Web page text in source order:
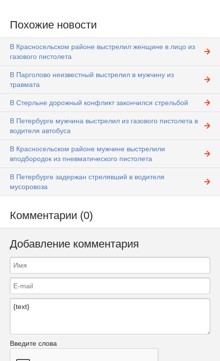
Похожие новости
В Красносельском районе выстрелил женщине в лицо из
газового пистолета
В Парголово неизвестный выстрелил в мужчину из
травмата
В Стерльне дорожный конфликт закончился стрельбой
В Петербурге мужчина выстрелил из газового пистолета в
водителя автобуса
В Красносельском районе мужчине выстрелили
вподбородок из пневматического пистолета
В Петербурге задержан стрелявший в водителя
мусоровоза
Комментарии (0)
Добавление комментария
Введите слова